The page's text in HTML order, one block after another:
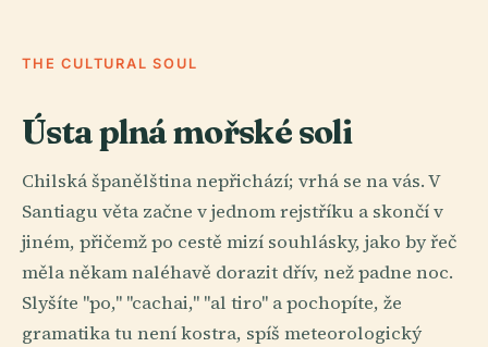
THE CULTURAL SOUL
Ústa plná mořské soli
Chilská španělština nepřichází; vrhá se na vás. V
Santiagu věta začne v jednom rejstříku a skončí v
jiném, přičemž po cestě mizí souhlásky, jako by řeč
měla někam naléhavě dorazit dřív, než padne noc.
Slyšíte "po," "cachai," "al tiro" a pochopíte, že
gramatika tu není kostra, spíš meteorologický